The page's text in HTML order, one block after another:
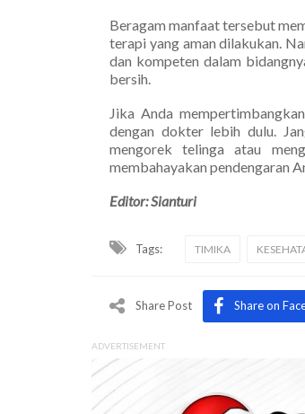
Beragam manfaat tersebut
terapi yang aman dilakukan.
dan kompeten dalam
bersih.
Jika Anda
dengan dokter lebih dulu.
mengorek telinga atau
membahayakan pendengaran
Editor: Sianturi
Tags: TIMIKA
Share Post Share on
ADVERTISEMENT